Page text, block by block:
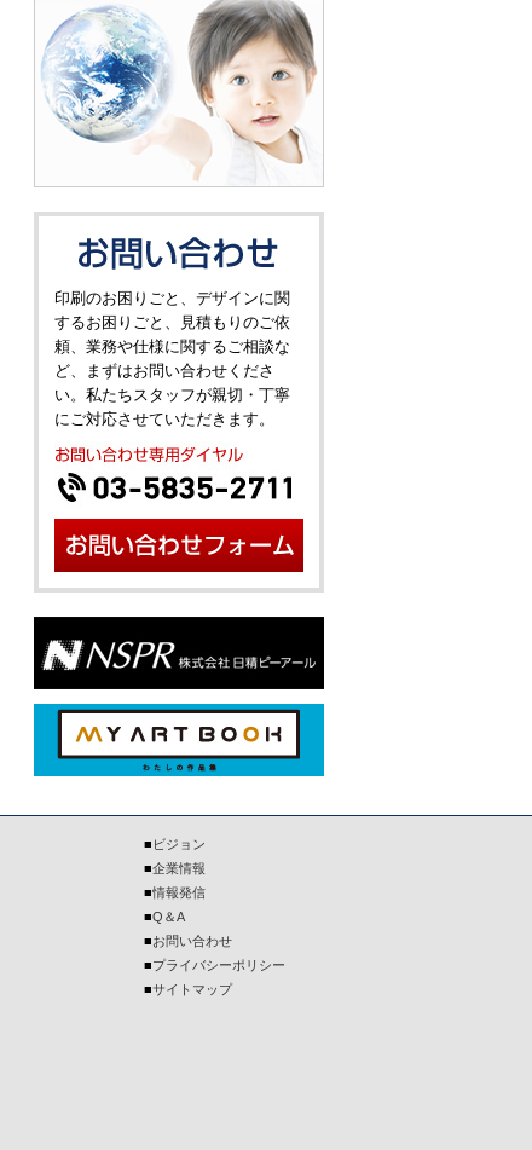
印刷のお困りごと、デザインに関
するお困りごと、見積もりのご依
頼、業務や仕様に関するご相談な
ど、まずはお問い合わせくださ
い。私たちスタッフが親切・丁寧
にご対応させていただきます。
■ ビジョン
■企業情報
■情報発信
■Q＆A
■お問い合わせ
■プライバシーポリシー
■サイトマップ